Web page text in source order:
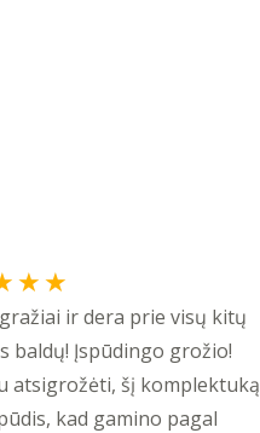
★ ★
5
out
of
5
ir dera prie visų kitų
baldų! Įspūdingo grožio!
atsigrožėti, šį komplektuką
kad gamino pagal